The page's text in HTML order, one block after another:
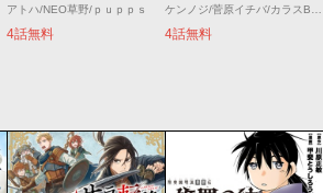
アトハ/NEO草野/ｐｕｐｐｓ
4話無料 4話無料